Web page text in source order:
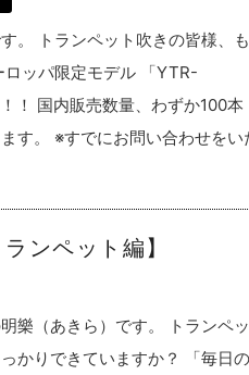
。 トランペット吹きの皆様、
ッパ限定モデル 「YTR-
！ 国内販売数量、わずか100本
す。 ※すでにお問い合わせをい
ンペット編】
樂（あきら）です。 トランペ
かりできていますか？ 「毎日